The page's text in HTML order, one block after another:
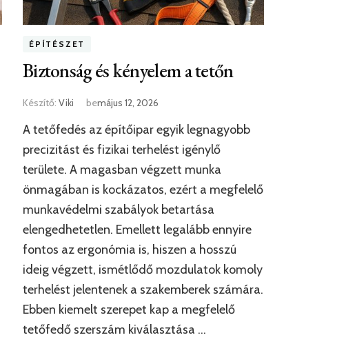
ÉPÍTÉSZET
Biztonság és kényelem a tetőn
Készítő: Viki bemájus 12, 2026
A tetőfedés az építőipar egyik legnagyobb
precizitást és fizikai terhelést igénylő
területe. A magasban végzett munka
önmagában is kockázatos, ezért a megfelelő
munkavédelmi szabályok betartása
elengedhetetlen. Emellett legalább ennyire
fontos az ergonómia is, hiszen a hosszú
ideig végzett, ismétlődő mozdulatok komoly
terhelést jelentenek a szakemberek számára.
Ebben kiemelt szerepet kap a megfelelő
tetőfedő szerszám kiválasztása …